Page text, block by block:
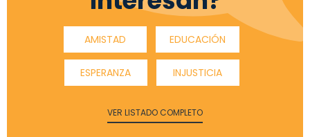
AMISTAD EDUCACIÓN
ESPERANZA INJUSTICIA
VER LISTADO COMPLETO